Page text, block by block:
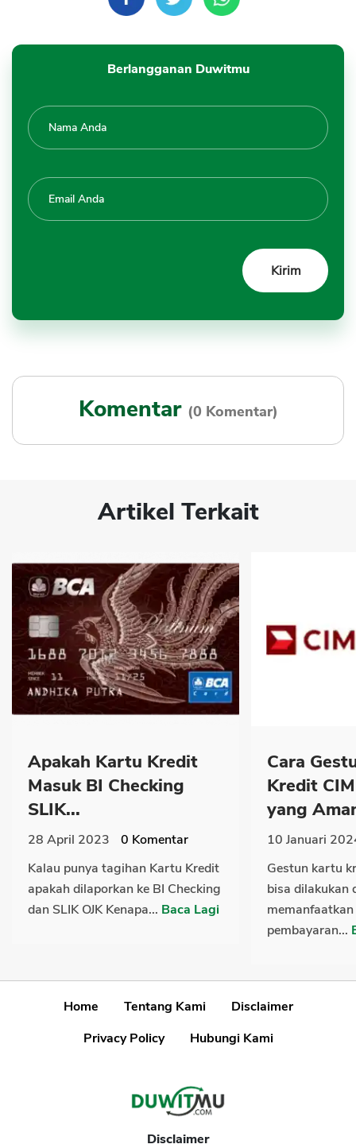
Berlangganan Duwitmu
Komentar (0 Komentar)
Artikel Terkait
Apakah Kartu Kredit
Masuk BI Checking
SLIK...
28 April 2023 0 Komentar
Kalau punya tagihan Kartu Kredit
apakah dilaporkan ke BI Checking
dan SLIK OJK Kenapa... Baca Lagi
Cara
Kredit
yang
10 Januari
Gestun kartu
bisa dilakukan
pembayaran...
Home Tentang Kami
Disclaimer
Privacy Policy
Hubungi Kami
Disclaimer